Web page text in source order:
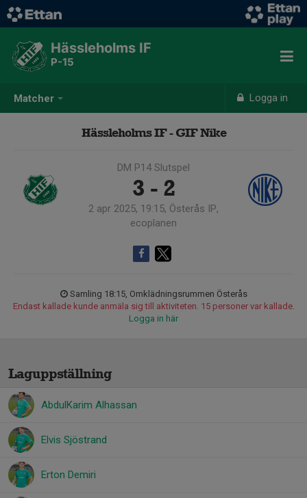
Matcher Logga in
Hässleholms IF
P-15
Hässleholms IF - GIF Nike
DM P14 Slutspel
3 - 2
2 apr 2025, 19:15, Österås IP,
ecoplanen
Samling 18:15, Omklädningsrummen Österås
Endast kallade kunde anmäla sig till aktiviteten. 15 personer var kallade.
Logga in här
Laguppställning
AbdulKarim Alhassan
Elvis Sjöstrand
Erton Demiri